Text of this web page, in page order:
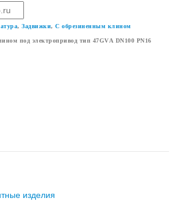
, Задвижки, С обрезиненным клином
под электропривод тип 47GVА DN100 PN16